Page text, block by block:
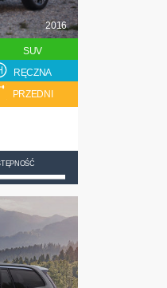
2016
SUV
RĘCZNA
PRZEDNI